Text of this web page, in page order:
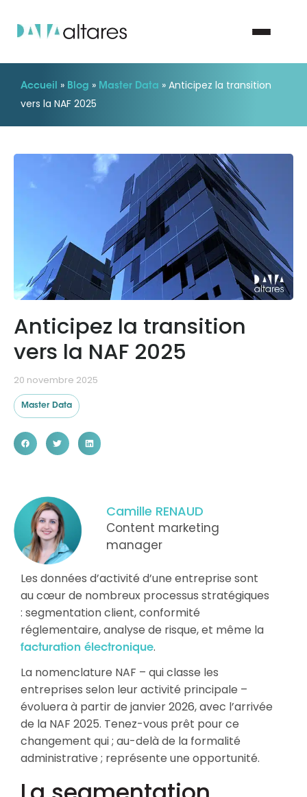
Nous contacter
Vos enjeux
Notre groupe
Ressources
Accueil » Blog » Master Data » Anticipez la transition
vers la NAF 2025
Anticipez la transition
vers la NAF 2025
20 novembre 2025
Master Data
Camille RENAUD
Content marketing
manager
Les données d’activité d’une entreprise sont
au cœur de nombreux processus stratégiques
: segmentation client, conformité
réglementaire, analyse de risque, et même la
facturation électronique.
La nomenclature NAF – qui classe les
entreprises selon leur activité principale –
évoluera à partir de janvier 2026, avec l’arrivée
de la NAF 2025. Tenez-vous prêt pour ce
changement qui ; au-delà de la formalité
administrative ; représente une opportunité.